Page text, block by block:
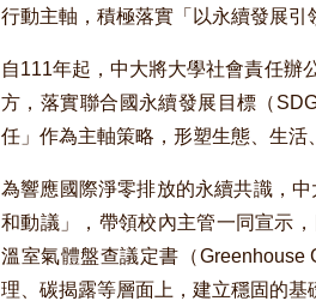
行動主軸，積極落實「以永續發展引
自111年起，中大將大學社會責任辦
方，落實聯合國永續發展目標（
任」作為主軸策略，形塑生態、生活
為響應國際淨零排放的永續共識，
和動議」，帶領校內主管一同宣示
溫室氣體盤查議定書（
理、碳揭露等層面上，建立穩固的基